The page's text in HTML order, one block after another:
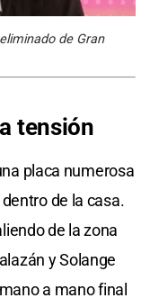
de Gran
tensión
placa numerosa
de la casa.
de la zona
y Solange
a mano final